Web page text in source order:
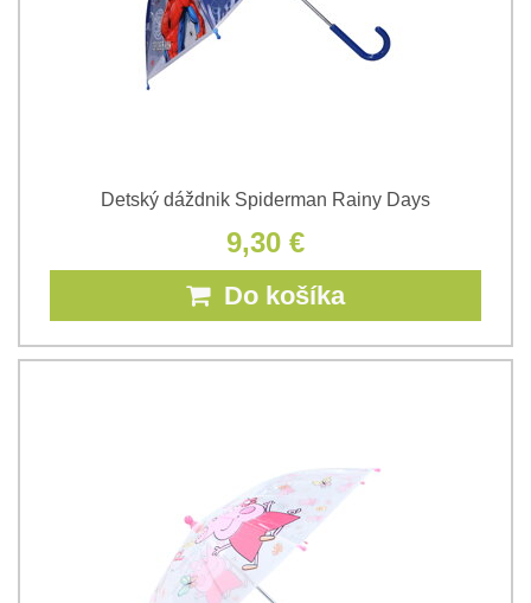
Detský dáždnik Spiderman Rainy Days
9,30 €
Do košíka